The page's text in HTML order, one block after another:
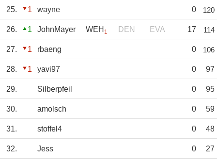
25. 1 wayne 0 120
26. 1 JohnMayer WEH 1 DEN EVA 17 114
27. 1 rbaeng 0 106
28. 1 yavi97 0 97
29. Silberpfeil 0 95
30. amolsch 0 59
31. stoffel4 0 48
32. Jess 0 27